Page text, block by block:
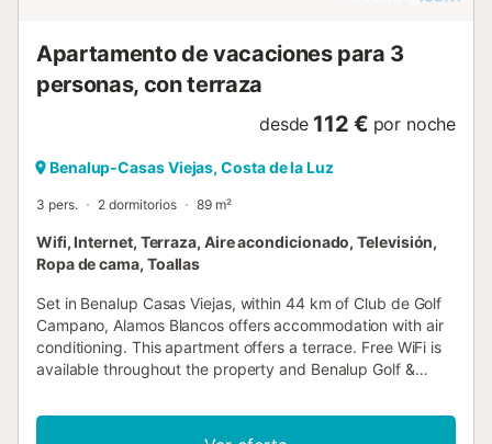
Apartamento de vacaciones para 3
personas, con terraza
desde 112 € por noche
Benalup-Casas Viejas, Costa de la Luz
3 pers. 2 dormitorios 89 m²
Wifi, Internet, Terraza, Aire acondicionado, Televisión,
Ropa de cama, Toallas
Set in Benalup Casas Viejas, within 44 km of Club de Golf
Campano, Alamos Blancos offers accommodation with air
conditioning. This apartment offers a terrace. Free WiFi is
available throughout the property and Benalup Golf &